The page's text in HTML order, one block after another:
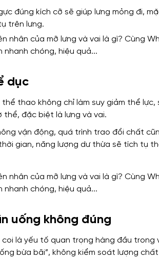
đúng kích cỡ sẽ giúp lưng mỏng đi,
trên lưng.
dục
thao không chỉ làm suy giảm thể
đặc biệt là lưng và vai.
vận động, quá trình trao đổi chất
gian, năng lượng dư thừa sẽ tích tụ
uống không đúng
là yếu tố quan trọng hàng đầu trong
bừa bãi”, không kiểm soát lượng